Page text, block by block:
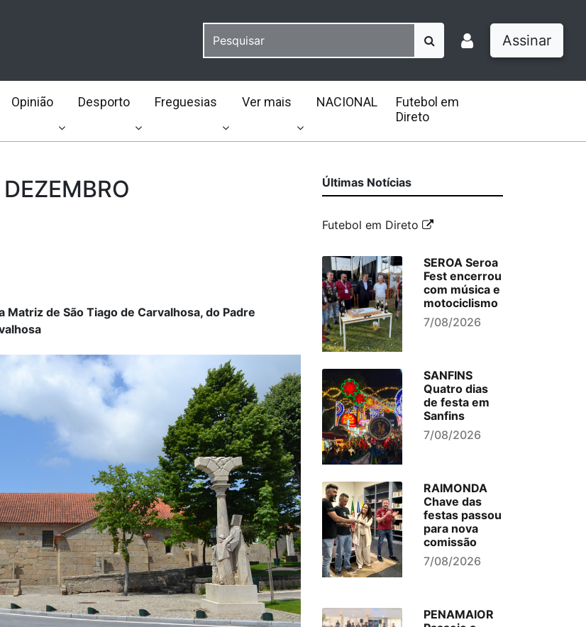
Assinar
Opinião Desporto Freguesias Ver mais NACIONAL
Futebol em
Direto
Matriz de São Tiago de Carvalhosa, do Padre
Últimas Notícias
Futebol em Direto
SEROA Seroa
Fest encerrou
com música e
motociclismo
7/08/2026
SANFINS
Quatro dias
de festa em
Sanfins
7/08/2026
RAIMONDA
Chave das
festas passou
para nova
comissão
7/08/2026
PENAMAIOR